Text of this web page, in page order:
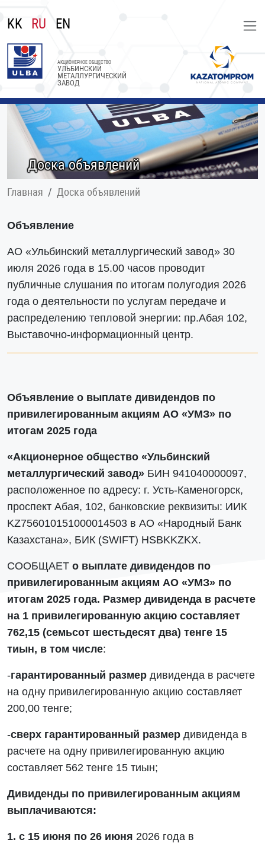
KK RU EN
УЛЬБИНСКИЙ
МЕТАЛЛУРГИЧЕСКИЙ
ЗАВОД
АКЦИОНЕРНОЕ ОБЩЕСТВО
Доска объявлений
Главная Доска объявлений
Объявление
АО «Ульбинский металлургический завод» 30
июля 2026 года в 15.00 часов проводит
публичные слушания по итогам полугодия 2026
года о деятельности по услугам передаче и
распределению тепловой энергии: пр.Абая 102,
Выставочно-информационный центр.
Объявление о выплате дивидендов по
привилегированным акциям АО «УМЗ» по
итогам 2025 года
«Акционерное общество «Ульбинский
металлургический завод» БИН 941040000097,
расположенное по адресу: г. Усть-Каменогорск,
проспект Абая, 102, банковские реквизиты: ИИК
KZ756010151000014503 в АО «Народный Банк
Казахстана», БИК (SWIFT) HSBKKZKX.
СООБЩАЕТ о выплате дивидендов по
привилегированным акциям АО «УМЗ» по
итогам 2025 года. Размер дивиденда в расчете
на 1 привилегированную акцию составляет
762,15 (семьсот шестьдесят два) тенге 15
тиын, в том числе:
-гарантированный размер дивиденда в расчете
на одну привилегированную акцию составляет
200,00 тенге;
-сверх гарантированный размер дивиденда в
расчете на одну привилегированную акцию
составляет 562 тенге 15 тиын;
Дивиденды по привилегированным акциям
выплачиваются:
1. с 15 июня по 26 июня 2026 года в